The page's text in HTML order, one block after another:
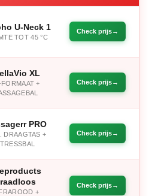
U-Neck 1
TOT 45 °C
Check prijs
XL
+
Check prijs
PRO
DRAAGTAS +
Check prijs
+
Check prijs